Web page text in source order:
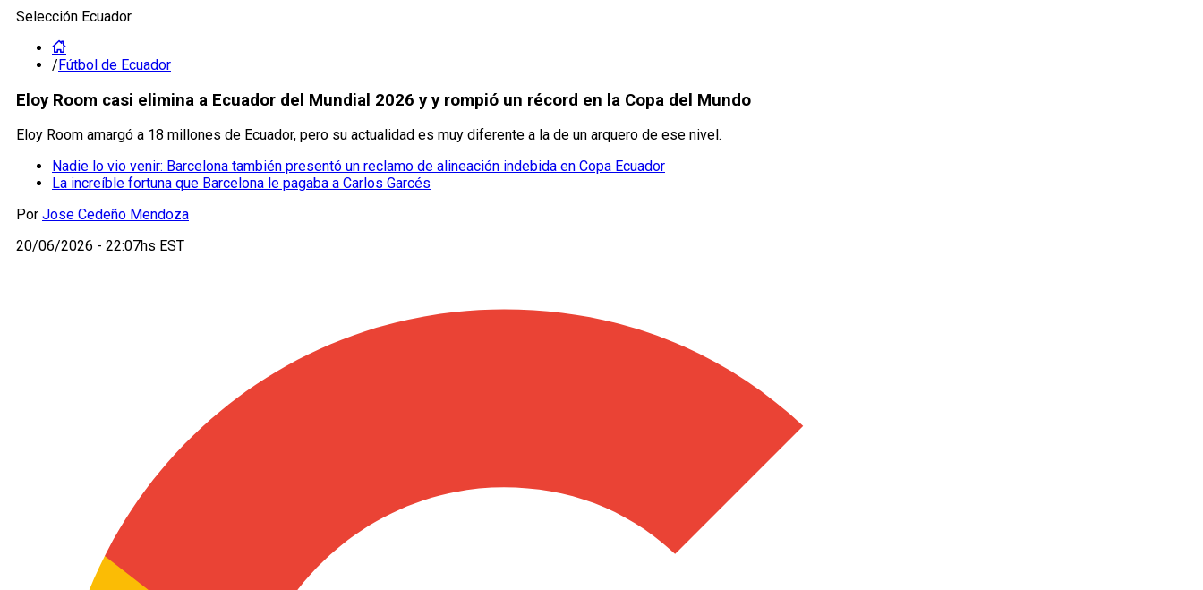
Selección Ecuador
/Fútbol de Ecuador
Eloy Room casi elimina a Ecuador del Mundial 2026 y y rompió un récord en la Copa del Mundo
Eloy Room amargó a 18 millones de Ecuador, pero su actualidad es muy diferente a la de un arquero de ese nivel.
Nadie lo vio venir: Barcelona también presentó un reclamo de alineación indebida en Copa Ecuador
La increíble fortuna que Barcelona le pagaba a Carlos Garcés
Por Jose Cedeño Mendoza
20/06/2026 - 22:07hs EST